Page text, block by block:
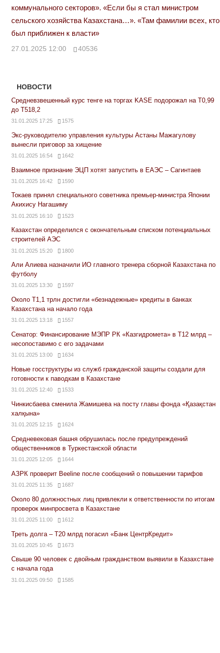
коммунального секторов». «Если бы я стал министром
сельского хозяйства Казахстана…». «Там фамилии всех, кто
был приближен к власти»
27.01.2025 12:00 40536
НОВОСТИ
Средневзвешенный курс тенге на торгах KASE подорожал на Т0,99
до Т518,2
31.01.2025 17:25 1575
Экс-руководителю управления культуры Астаны Мажагулову
вынесли приговор за хищение
31.01.2025 16:54 1642
Взаимное признание ЭЦП хотят запустить в ЕАЭС – Сагинтаев
31.01.2025 16:42 1590
Токаев принял специального советника премьер-министра Японии
Акихису Нагашиму
31.01.2025 16:10 1523
Казахстан определился с окончательным списком потенциальных
строителей АЭС
31.01.2025 15:20 1800
Али Алиева назначили ИО главного тренера сборной Казахстана по
футболу
31.01.2025 13:30 1597
Около Т1,1 трлн достигли «безнадежные» кредиты в банках
Казахстана на начало года
31.01.2025 13:18 1557
Сенатор: Финансирование МЭПР РК «Казгидромета» в Т12 млрд –
несопоставимо с его задачами
31.01.2025 13:00 1634
Новые госструктуры из служб гражданской защиты создали для
готовности к паводкам в Казахстане
31.01.2025 12:40 1533
Чинкисбаева сменила Жамишева на посту главы фонда «Қазақстан
халқына»
31.01.2025 12:15 1624
Средневековая башня обрушилась после предупреждений
общественников в Туркестанской области
31.01.2025 12:05 1644
АЗРК проверит Beeline после сообщений о повышении тарифов
31.01.2025 11:35 1687
Около 80 должностных лиц привлекли к ответственности по итогам
проверок минпросвета в Казахстане
31.01.2025 11:00 1612
Треть долга – Т20 млрд погасил «Банк ЦентрКредит»
31.01.2025 10:45 1673
Свыше 90 человек с двойным гражданством выявили в Казахстане
с начала года
31.01.2025 09:50 1585